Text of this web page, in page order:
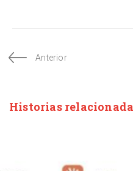
Anterior
Historias